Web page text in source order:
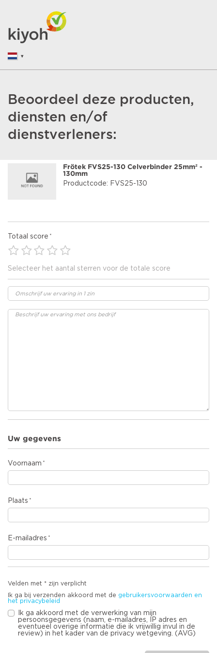
Beoordeel deze producten,
diensten en/of
dienstverleners:
Frötek FVS25-130 Celverbinder 25mm² -
130mm
Productcode: FVS25-130
Totaal score
Selecteer het aantal sterren voor de totale score
Uw gegevens
Voornaam
Plaats
E-mailadres
Velden met * zijn verplicht
Ik ga bij verzenden akkoord met de gebruikersvoorwaarden en
het privacybeleid
Ik ga akkoord met de verwerking van mijn
persoonsgegevens (naam, e-mailadres, IP adres en
eventueel overige informatie die ik vrijwillig invul in de
review) in het kader van de privacy wetgeving. (AVG)